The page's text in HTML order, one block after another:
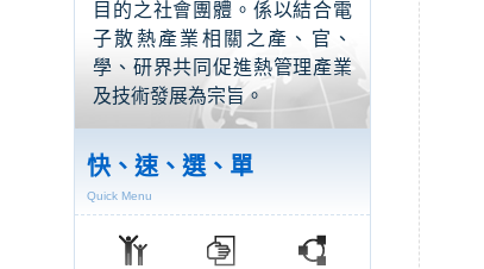
目的之社會團體。係以結合電
子散熱產業相關之產、官、
學、研界共同促進熱管理產業
及技術發展為宗旨。
快、速、選、單
Quick Menu